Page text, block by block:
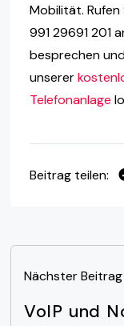
Mobilität.
991 29691 201
besprechen
unserer
Telefonanlage
Beitrag teilen:
Nächster Beitrag
VoIP und